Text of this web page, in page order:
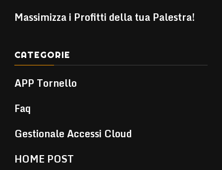
Massimizza i Profitti della tua Palestra!
CATEGORIE
APP Tornello
Faq
Gestionale Accessi Cloud
HOME POST